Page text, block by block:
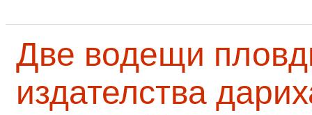
Две водещи
издателства